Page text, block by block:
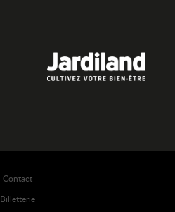
Contact
Billetterie